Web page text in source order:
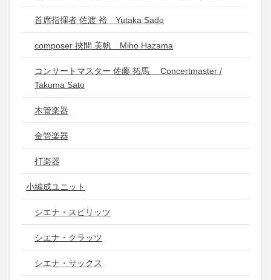
首席指揮者 佐渡 裕 Yutaka Sado
composer 挾間 美帆 Miho Hazama
コンサートマスター 佐藤 拓馬 Concertmaster /
Takuma Sato
木管楽器
金管楽器
打楽器
小編成ユニット
シエナ・スピリッツ
シエナ・クラッツ
シエナ・サックス